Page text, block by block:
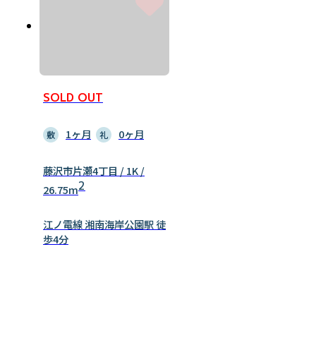
SOLD OUT
敷 1ヶ月 礼 0ヶ月
藤沢市片瀬4丁目 / 1K /
26.75m2
江ノ電線 湘南海岸公園駅 徒
歩4分